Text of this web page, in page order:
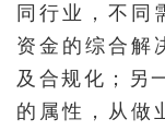
同行业，不同
资金的综合解
及合规化；另
的属性，从做